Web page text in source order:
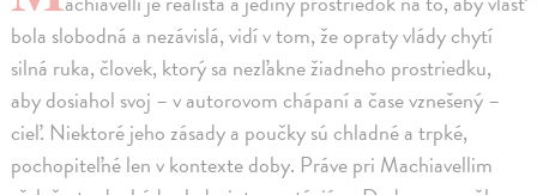
bola slobodná a nezávislá, vidí v tom, že opraty vlády chytí
silná ruka, človek, ktorý sa nezľakne žiadneho prostriedku,
aby dosiahol svoj – v autorovom chápaní a čase vznešený –
cieľ. Niektoré jeho zásady a poučky sú chladné a trpké,
pochopiteľné len v kontexte doby. Práve pri Machiavellim